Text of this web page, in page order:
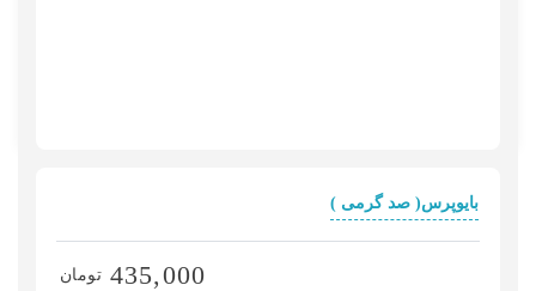
بایوپرس( صد گرمی )
435,000 تومان